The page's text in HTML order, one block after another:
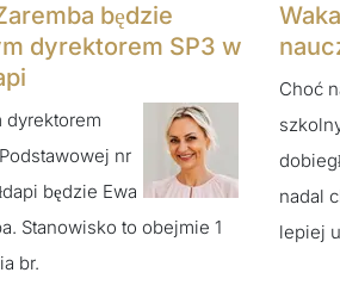
będzie
dyrektorem SP3 w
dyrektorem
nr
będzie Ewa
Stanowisko to obejmie 1
br.
Choć
nadal
lepiej